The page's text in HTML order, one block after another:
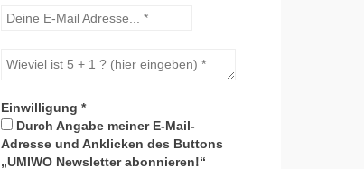
Einwilligung *
Durch Angabe meiner E-Mail-
Adresse und Anklicken des Buttons
„UMIWO Newsletter abonnieren!“